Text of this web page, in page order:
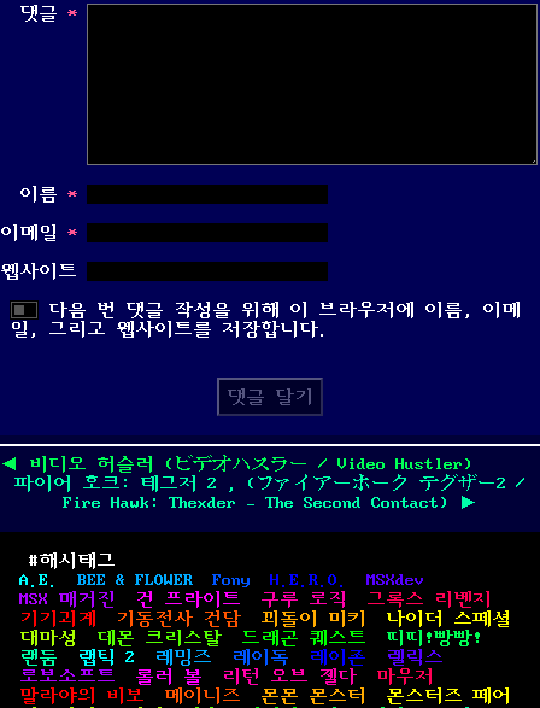
댓글 *
이름 *
이메일 *
웹사이트
다음 번 댓글 작성을 위해 이 브라우저에 이름, 이메
일, 그리고 웹사이트를 저장합니다.
글
탐
색
◀
Previous
post:
비디오 허슬러 (ビデオハスラー / Video Hustler)
Next
파이어 호크: 테그저 2 , (ファイアーホーク テグザー2 /
Fire Hawk: Thexder – The Second Contact)
▶
#해시태그
A.E.
BEE & FLOWER Fony H.E.R.O.
MSXdev
MSX 매거진
건 프라이트 구루 로직
그록스 리벤지
기기괴계
기동전사 건담 꾀돌이 미키
나이더 스페셜
대마성
데몬 크리스탈 드래곤 퀘스트
띠띠!빵빵!
랜둠
랩틱 2 레밍즈 레이독 레이존
렐릭스
로보소프트
롤러 볼 리턴 오브 젤다
마우저
말라야의 비보
메이니즈 몬몬 몬스터
몬스터즈 페어